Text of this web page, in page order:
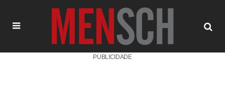
PUBLICIDADE